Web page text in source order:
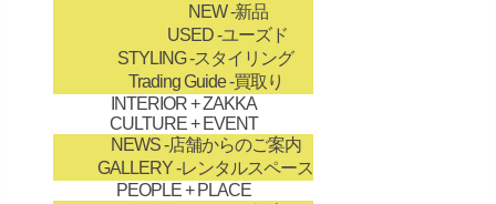
NEW-新品
USED-ユーズド
STYLING-スタイリング
Trading Guide-買取り
INTERIOR + ZAKKA
CULTURE + EVENT
NEWS-店舗からのご案内
GALLERY-レンタルスペース
PEOPLE + PLACE